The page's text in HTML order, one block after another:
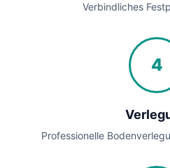
Verbindliches
4
Professionelle